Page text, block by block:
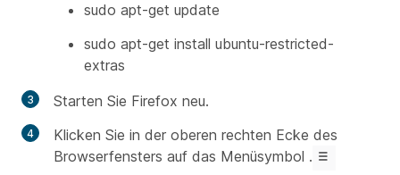
sudo apt-get update
sudo apt-get install ubuntu-restricted-
extras
Starten Sie Firefox neu.
Klicken Sie in der oberen rechten Ecke des
Browserfensters auf das Menüsymbol .